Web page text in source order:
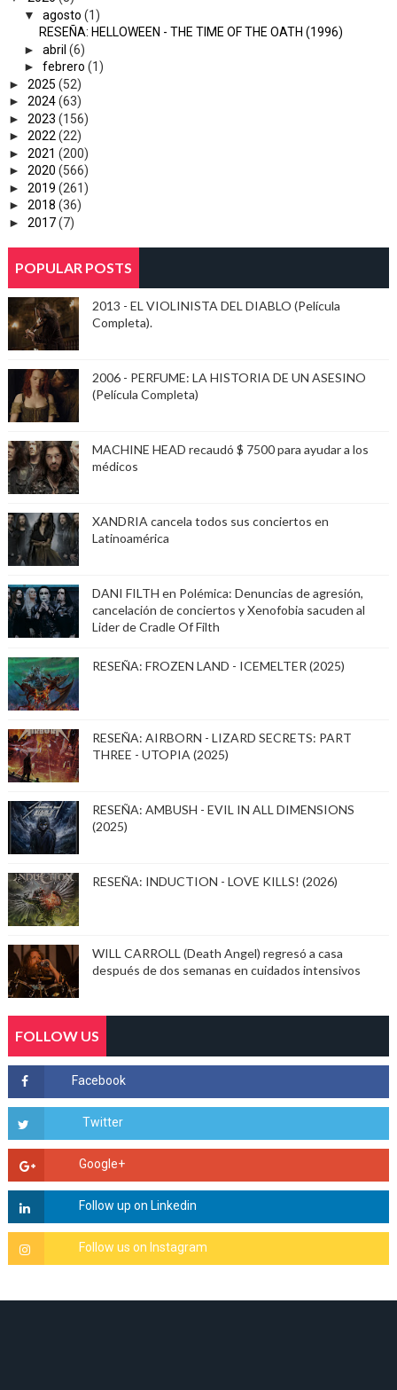
▼
agosto (1)
RESEÑA: HELLOWEEN - THE TIME OF THE OATH (1996)
► abril (6)
► febrero (1)
► 2025 (52)
► 2024(63)
► 2023 (156)
► 2022(22)
► 2021 (200)
► 2020 (566)
► 2019 (261)
► 2018 (36)
► 2017(7)
POPULAR POSTS
2013 - EL VIOLINISTA DEL DIABLO (Película
Completa).
2006 - PERFUME: LA HISTORIA DE UN ASESINO
(Película Completa)
MACHINE HEAD recaudó $ 7500 para ayudar a los
médicos
XANDRIA cancela todos sus conciertos en
Latinoamérica
DANI FILTH en Polémica: Denuncias de agresión,
cancelación de conciertos y Xenofobia sacuden al
Lider de Cradle Of Filth
RESEÑA: FROZEN LAND - ICEMELTER (2025)
RESEÑA: AIRBORN - LIZARD SECRETS: PART
THREE - UTOPIA (2025)
RESEÑA: AMBUSH - EVIL IN ALL DIMENSIONS
(2025)
RESEÑA: INDUCTION - LOVE KILLS! (2026)
WILL CARROLL (Death Angel) regresó a casa
después de dos semanas en cuidados intensivos
FOLLOW US